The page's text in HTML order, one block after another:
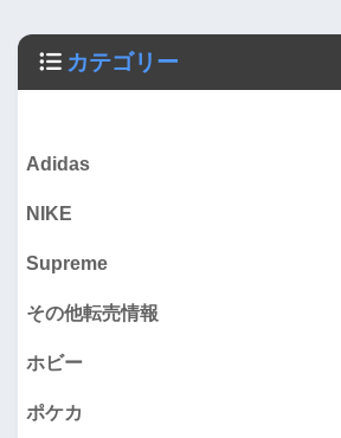
カテゴリー
Adidas
NIKE
Supreme
その他転売情報
ホビー
ポケカ